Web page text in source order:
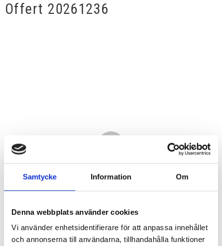
Samtycke Information Om
Denna webbplats använder cookies
Vi använder enhetsidentifierare för att anpassa innehållet
och annonserna till användarna, tillhandahålla funktioner
Offert 20261236